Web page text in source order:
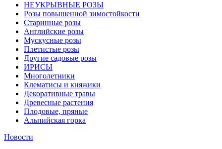
НЕУКРЫВНЫЕ РОЗЫ
Розы повышенной зимостойкости
Старинные розы
Английские розы
Мускусные розы
Плетистые розы
Другие садовые розы
ИРИСЫ
Многолетники
Клематисы и княжики
Декоративные травы
Древесные растения
Плодовые, пряные
Альпийская горка
Новости